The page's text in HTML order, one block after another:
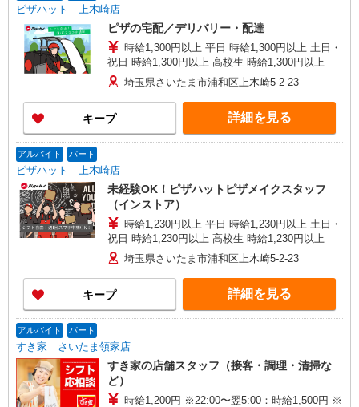
ピザハット 上木崎店
ピザの宅配／デリバリー・配達
時給1,300円以上 平日 時給1,300円以上 土日・
祝日 時給1,300円以上 高校生 時給1,300円以上
埼玉県さいたま市浦和区上木崎5-2-23
キープ 詳細を見る
アルバイト パート
ピザハット 上木崎店
未経験OK！ピザハットピザメイクスタッフ
（インストア）
時給1,230円以上 平日 時給1,230円以上 土日・
祝日 時給1,230円以上 高校生 時給1,230円以上
埼玉県さいたま市浦和区上木崎5-2-23
キープ 詳細を見る
アルバイト パート
すき家 さいたま領家店
すき家の店舗スタッフ（接客・調理・清掃な
ど）
時給1,200円 ※22:00〜翌5:00：時給1,500円 ※